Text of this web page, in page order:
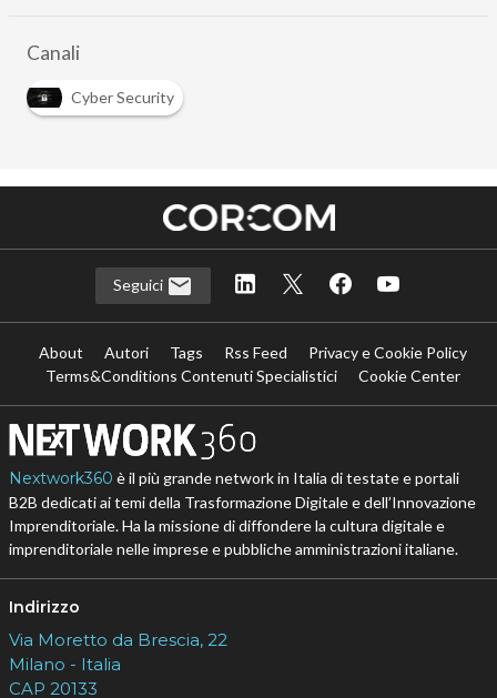
Canali
Cyber Security
Seguici
About Autori Tags Rss Feed
Privacy e Cookie Policy
Terms&Conditions Contenuti Specialistici
Cookie Center
Nextwork360 è il più grande network in Italia di testate e portali
B2B dedicati ai temi della Trasformazione Digitale e dell’Innovazione
Imprenditoriale. Ha la missione di diffondere la cultura digitale e
imprenditoriale nelle imprese e pubbliche amministrazioni italiane.
Indirizzo
Via Moretto da Brescia, 22
Milano - Italia
CAP 20133